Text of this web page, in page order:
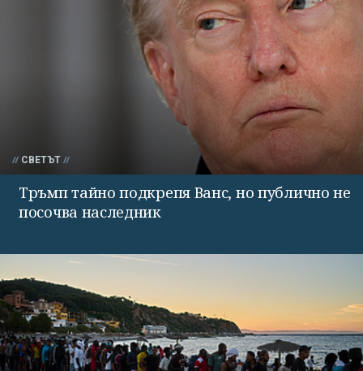
СВЕТЪТ
Тръмп тайно подкрепя Ванс, но публично не
посочва наследник